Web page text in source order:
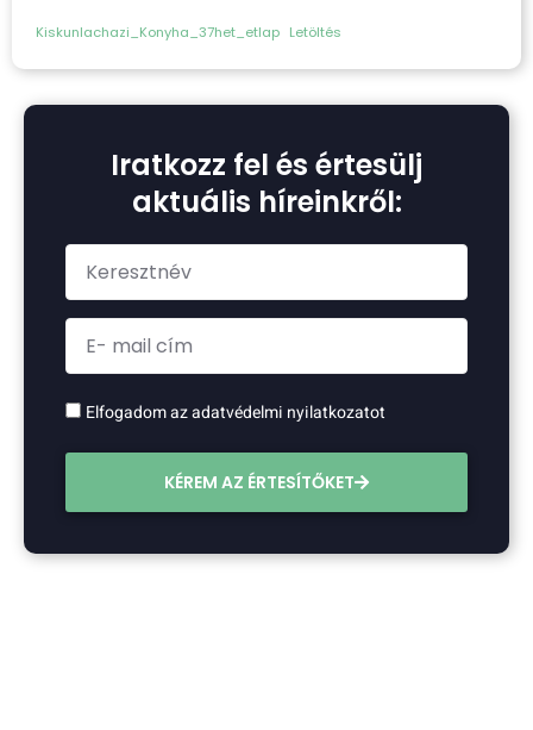
Kiskunlachazi_Konyha_37het_etlap Letöltés
Iratkozz fel és értesülj
aktuális híreinkről:
Elfogadom az adatvédelmi nyilatkozatot
KÉREM AZ ÉRTESÍTŐKET